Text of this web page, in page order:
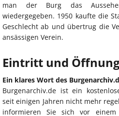
man der Burg das
wiedergegeben. 1950 kaufte die
Geschlecht ab und übertrug die
ansässigen Verein.
Eintritt und
Ein klares Wort des
Burgenarchiv.de ist ein
seit einigen Jahren nicht mehr
informieren Sie sich vor